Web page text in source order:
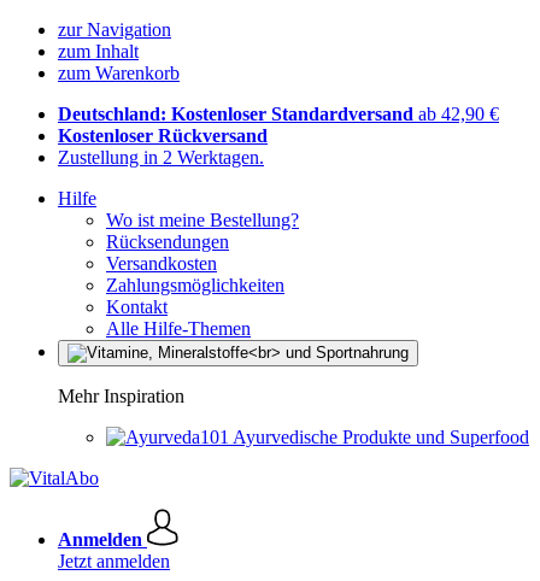
zur Navigation
zum Inhalt
zum Warenkorb
Deutschland: Kostenloser Standardversand ab 42,90 €
Kostenloser Rückversand
Zustellung in 2 Werktagen.
Hilfe
Wo ist meine Bestellung?
Rücksendungen
Versandkosten
Zahlungsmöglichkeiten
Kontakt
Alle Hilfe-Themen
Mehr Inspiration
Ayurvedische Produkte und Superfood
Anmelden
Jetzt anmelden